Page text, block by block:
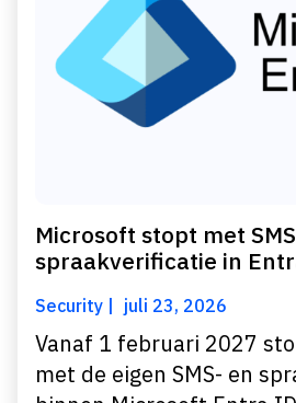
Microsoft stopt met
spraakverificatie in
Security juli 23, 2026
Vanaf 1 februari 2027
met de eigen SMS- en